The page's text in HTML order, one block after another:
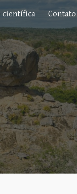
científica Contato